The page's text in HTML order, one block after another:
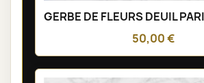
GERBE DE FLEURS DEUIL
50,00 €